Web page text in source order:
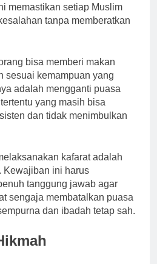
memastikan setiap Muslim
tanpa memberatkan
bisa memberi makan
sesuai kemampuan yang
adalah mengganti puasa
yang masih bisa
dan tidak menimbulkan
kafarat adalah
Kewajiban ini harus
tanggung jawab agar
sengaja membatalkan puasa
dan ibadah tetap sah.